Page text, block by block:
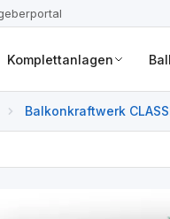
Komplettanlagen
Balkonkraftwerk